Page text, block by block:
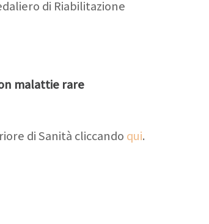
di Riabilitazione
malattie rare
di Sanità cliccando qui.